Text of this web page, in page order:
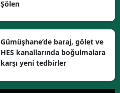
Şölen
Gümüşhane’de baraj, gölet ve
HES kanallarında boğulmalara
karşı yeni tedbirler